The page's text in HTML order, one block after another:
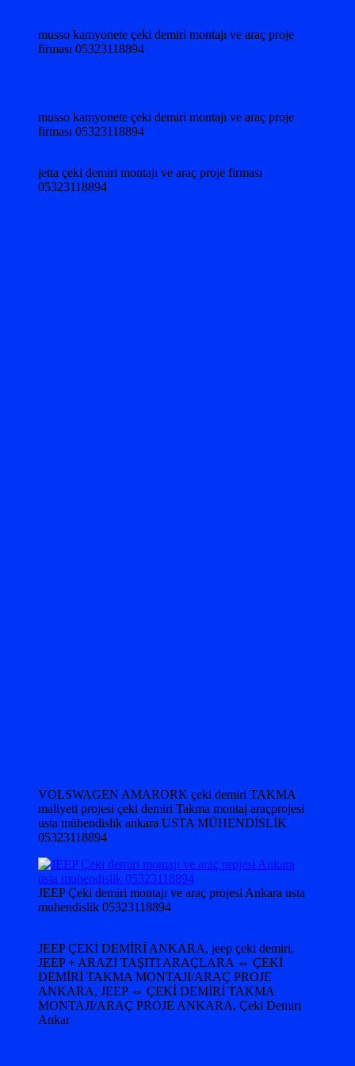
musso kamyonete çeki demiri montajı ve araç proje
firması 05323118894
musso kamyonete çeki demiri montajı ve araç proje
firması 05323118894
jetta çeki demiri montajı ve araç proje firması
05323118894
VOLSWAGEN AMARORK çeki demiri TAKMA
maliyeti projesi çeki demiri Takma montaj araçprojesi
usta mühendislik ankara USTA MÜHENDİSLİK
05323118894
JEEP Çeki demiri montajı ve araç projesi Ankara usta
muhendislik 05323118894
JEEP ÇEKİ DEMİRİ ANKARA, jeep çeki demiri,
JEEP + ARAZİ TAŞITI ARAÇLARA ⇔ ÇEKİ
DEMİRİ TAKMA MONTAJI/ARAÇ PROJE
ANKARA, JEEP ⇔ ÇEKİ DEMİRİ TAKMA
MONTAJI/ARAÇ PROJE ANKARA, Çeki Demiri
Ankar